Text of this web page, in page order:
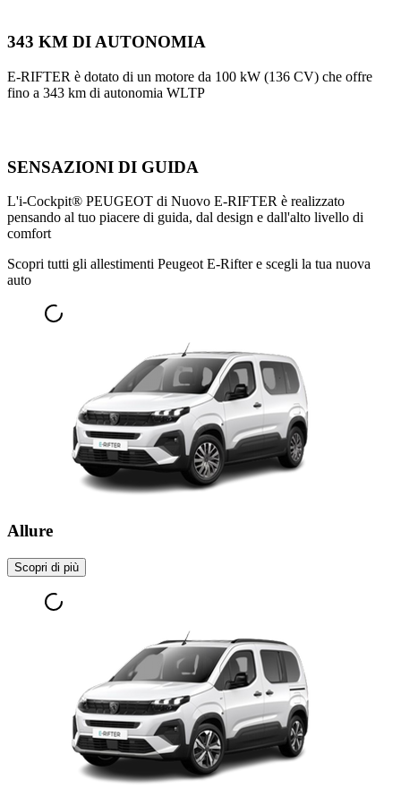
343 KM DI AUTONOMIA
E-RIFTER è dotato di un motore da 100 kW (136 CV) che offre
fino a 343 km di autonomia WLTP
SENSAZIONI DI GUIDA
L'i-Cockpit® PEUGEOT di Nuovo E-RIFTER è realizzato
pensando al tuo piacere di guida, dal design e dall'alto livello di
comfort
Scopri tutti gli allestimenti Peugeot E-Rifter e scegli la tua nuova
auto
Allure
Scopri di più